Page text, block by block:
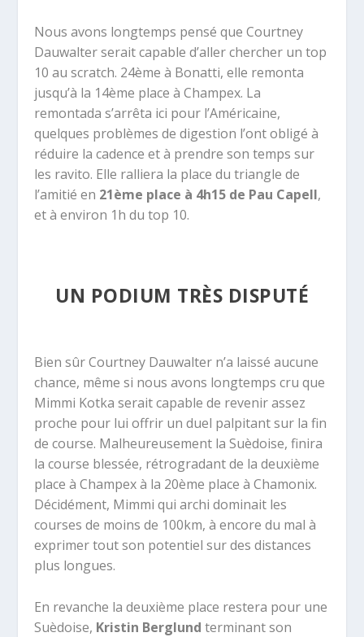
Nous avons longtemps pensé que Courtney
Dauwalter serait capable d’aller chercher un top
10 au scratch. 24ème à Bonatti, elle remonta
jusqu’à la 14ème place à Champex. La
remontada s’arrêta ici pour l’Américaine,
quelques problèmes de digestion l’ont obligé à
réduire la cadence et à prendre son temps sur
les ravito. Elle ralliera la place du triangle de
l’amitié en 21ème place à 4h15 de Pau Capell,
et à environ 1h du top 10.
UN PODIUM TRÈS DISPUTÉ
Bien sûr Courtney Dauwalter n’a laissé aucune
chance, même si nous avons longtemps cru que
Mimmi Kotka serait capable de revenir assez
proche pour lui offrir un duel palpitant sur la fin
de course. Malheureusement la Suèdoise, finira
la course blessée, rétrogradant de la deuxième
place à Champex à la 20ème place à Chamonix.
Décidément, Mimmi qui archi dominait les
courses de moins de 100km, à encore du mal à
exprimer tout son potentiel sur des distances
plus longues.
En revanche la deuxième place restera pour une
Suèdoise, Kristin Berglund terminant son